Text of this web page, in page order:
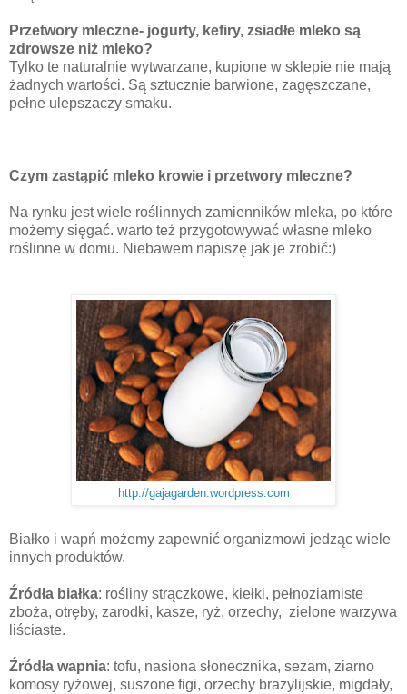
Przetwory mleczne- jogurty, kefiry, zsiadłe mleko są
zdrowsze niż mleko?
Tylko te naturalnie wytwarzane, kupione w sklepie nie mają
żadnych wartości. Są sztucznie barwione, zagęszczane,
pełne ulepszaczy smaku.
Czym zastąpić mleko krowie i przetwory mleczne?
Na rynku jest wiele roślinnych zamienników mleka, po które
możemy sięgać. warto też przygotowywać własne mleko
roślinne w domu. Niebawem napiszę jak je zrobić:)
http://gajagarden.wordpress.com
Białko i wapń możemy zapewnić organizmowi jedząc wiele
innych produktów.
Źródła białka: rośliny strączkowe, kiełki, pełnoziarniste
zboża, otręby, zarodki, kasze, ryż, orzechy, zielone warzywa
liściaste.
Źródła wapnia: tofu, nasiona słonecznika, sezam, ziarno
komosy ryżowej, suszone figi, orzechy brazylijskie, migdały,